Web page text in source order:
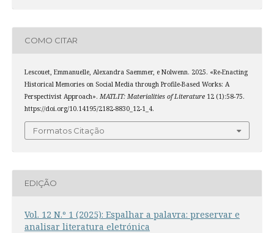
COMO CITAR
Lescouet, Emmanuelle, Alexandra Saemmer, e Nolwenn. 2025. «Re-Enacting
Historical Memories on Social Media through Profile-Based Works: A
Perspectivist Approach». MATLIT: Materialities of Literature12 (1):58-75.
https://doi.org/10.14195/2182-8830_12-1_4.
Formatos Citação
EDIÇÃO
Vol. 12 N.º 1 (2025): Espalhar a palavra: preservar e
analisar literatura eletrónica